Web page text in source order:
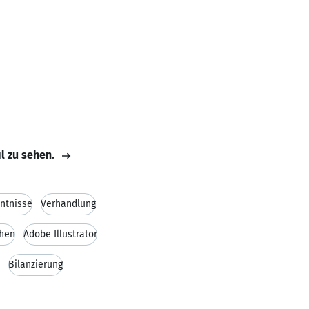
zu sehen.
Verhandlung
Adobe Illustrator
Bilanzierung